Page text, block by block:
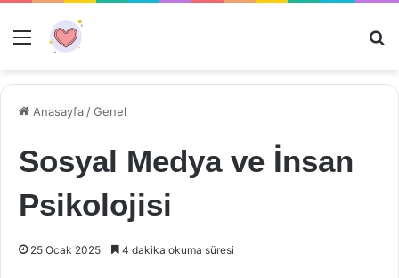
Menü
Anasayfa /Genel
Sosyal Medya ve İnsan
Psikolojisi
25 Ocak 2025 4 dakika okuma süresi